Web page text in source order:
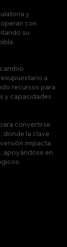
y
con
su
a
recursos para
y capacidades
convertirse
donde la clave
impacta
apoyándose en